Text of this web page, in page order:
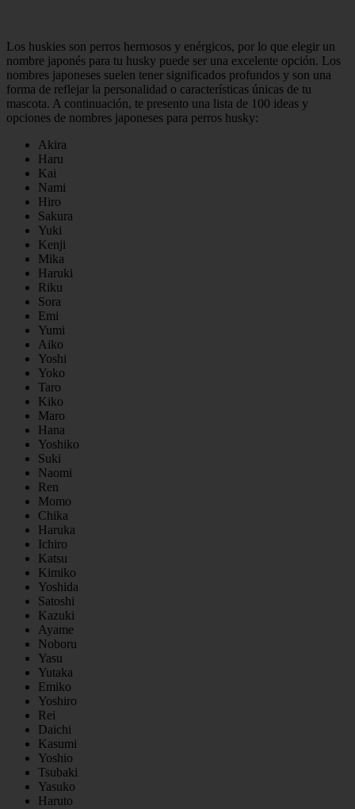
Los huskies son perros hermosos y enérgicos, por lo que elegir un
nombre japonés para tu husky puede ser una excelente opción. Los
nombres japoneses suelen tener significados profundos y son una
forma de reflejar la personalidad o características únicas de tu
mascota. A continuación, te presento una lista de 100 ideas y
opciones de nombres japoneses para perros husky:
Akira
Haru
Kai
Nami
Hiro
Sakura
Yuki
Kenji
Mika
Haruki
Riku
Sora
Emi
Yumi
Aiko
Yoshi
Yoko
Taro
Kiko
Maro
Hana
Yoshiko
Suki
Naomi
Ren
Momo
Chika
Haruka
Ichiro
Katsu
Kimiko
Yoshida
Satoshi
Kazuki
Ayame
Noboru
Yasu
Yutaka
Emiko
Yoshiro
Rei
Daichi
Kasumi
Yoshio
Tsubaki
Yasuko
Haruto